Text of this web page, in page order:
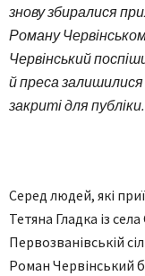
знову збиралися
Роману
Червінський
й преса залишилися
закриті для публіки.
Серед людей, які
Тетяна Гладка із
Первозванівській
Роман Червінський